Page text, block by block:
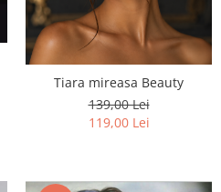
Tiara mireasa Beauty
139,00 Lei
119,00 Lei